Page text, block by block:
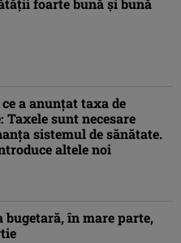
foarte bună şi bună
a anunţat taxa de
Taxele sunt necesare
sistemul de sănătate.
altele noi
bugetară, în mare parte,